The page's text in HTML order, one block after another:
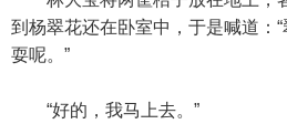
到杨翠花还在卧室中，于是喊道：
耍呢。”
“好的，我马上去。”